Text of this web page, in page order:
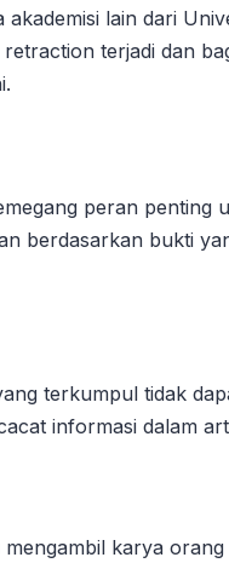
lain dari
terjadi dan
peran penting
berdasarkan bukti
terkumpul tidak
informasi dalam
karya